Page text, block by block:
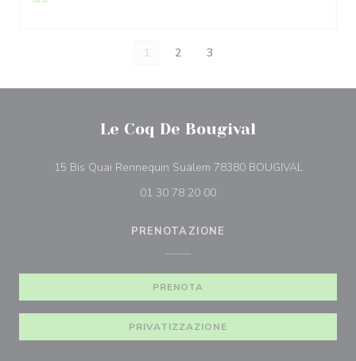
1 2 3
Le Coq De Bougival
15 Bis Quai Rennequin Sualem 78380 BOUGIVAL((apre
01 30 78 20 00
PRENOTAZIONE
PRENOTA
PRIVATIZZAZIONE